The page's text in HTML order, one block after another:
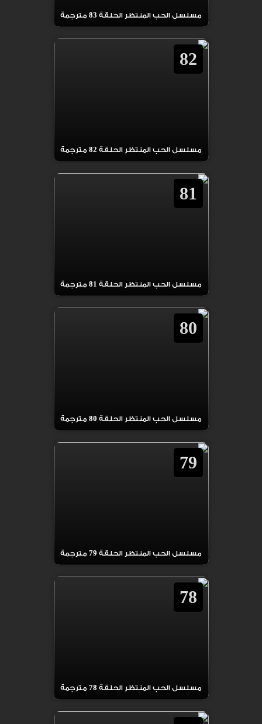
مسلسل الحب المنتظر الحلقة 83 مترجمة
82
مسلسل الحب المنتظر الحلقة 82 مترجمة
81
مسلسل الحب المنتظر الحلقة 81 مترجمة
80
مسلسل الحب المنتظر الحلقة 80 مترجمة
79
مسلسل الحب المنتظر الحلقة 79 مترجمة
78
مسلسل الحب المنتظر الحلقة 78 مترجمة